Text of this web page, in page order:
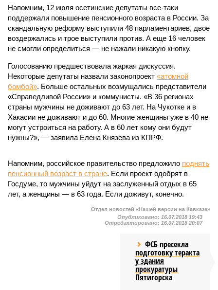
Напомним, 12 июля осетинские депутаты все-таки
поддержали повышение пенсионного возраста в России. За
скандальную реформу выступили 48 парламентариев, двое
воздержались и трое выступили против. А еще 16 человек
не смогли определиться — не нажали никакую кнопку.
Голосованию предшествовала жаркая дискуссия.
Некоторые депутаты назвали законопроект «атомной
бомбой». Больше остальных возмущались представители
«Справедливой России» и коммунисты. «В 36 регионах
страны мужчины не доживают до 63 лет. На Чукотке и в
Хакасии не доживают и до 60. Многие женщины уже в 40 не
могут устроиться на работу. А в 60 лет кому они будут
нужны?», — заявила Елена Князева из КПРФ.
Напомним, российское правительство предложило поднять
пенсионный возраст в стране. Если проект одобрят в
Госдуме, то мужчины уйдут на заслуженный отдых в 65
лет, а женщины — в 63 года. Если доживут, конечно.
Отдел новостей «Нашей версии на Кавказе»
Опубликовано: 16.07.2018 19:43
Отредактировано: 16.07.2018 20:07
ФСБ пресекла
подготовку теракта
у здания
прокуратуры
Пятигорска